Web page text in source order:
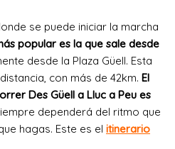
se puede iniciar la marcha
popular es la que sale desde
desde la Plaza Güell. Esta
con más de 42km. El
Des Güell a Lluc a Peu es
dependerá del ritmo que
hagas. Este es el itinerario